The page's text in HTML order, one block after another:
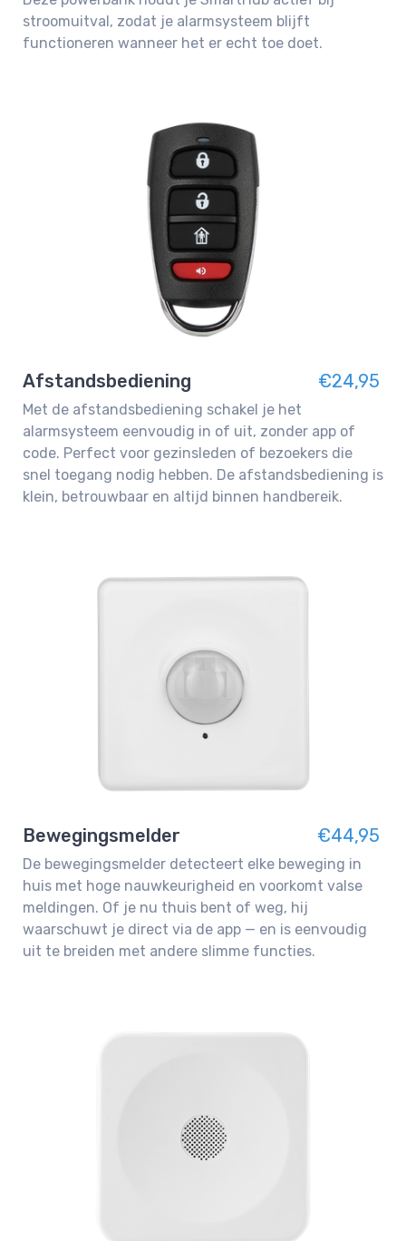
stroomuitval, zodat je alarmsysteem blijft
functioneren wanneer het er echt toe doet.
Afstandsbediening €24,95
Met de afstandsbediening schakel je het
alarmsysteem eenvoudig in of uit, zonder app of
code. Perfect voor gezinsleden of bezoekers die
snel toegang nodig hebben. De afstandsbediening is
klein, betrouwbaar en altijd binnen handbereik.
Bewegingsmelder €44,95
De bewegingsmelder detecteert elke beweging in
huis met hoge nauwkeurigheid en voorkomt valse
meldingen. Of je nu thuis bent of weg, hij
waarschuwt je direct via de app — en is eenvoudig
uit te breiden met andere slimme functies.